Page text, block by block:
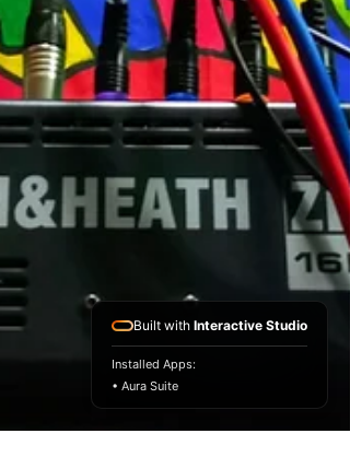
Built with Interactive Studio
Installed Apps:
• Aura Suite